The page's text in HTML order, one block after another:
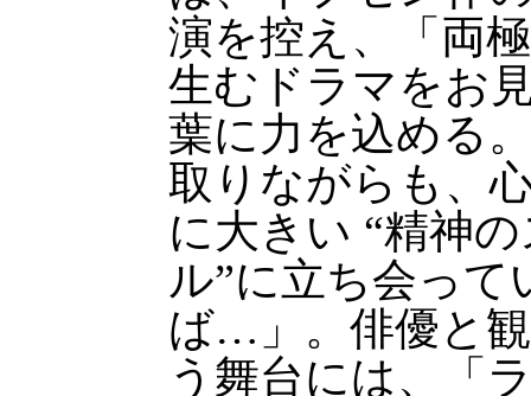
演を控え、「両
生むドラマをお
葉に力を込める
取りながらも、
に大きい “精神
ル”に立ち会って
ば…」。俳優と
う舞台には、「